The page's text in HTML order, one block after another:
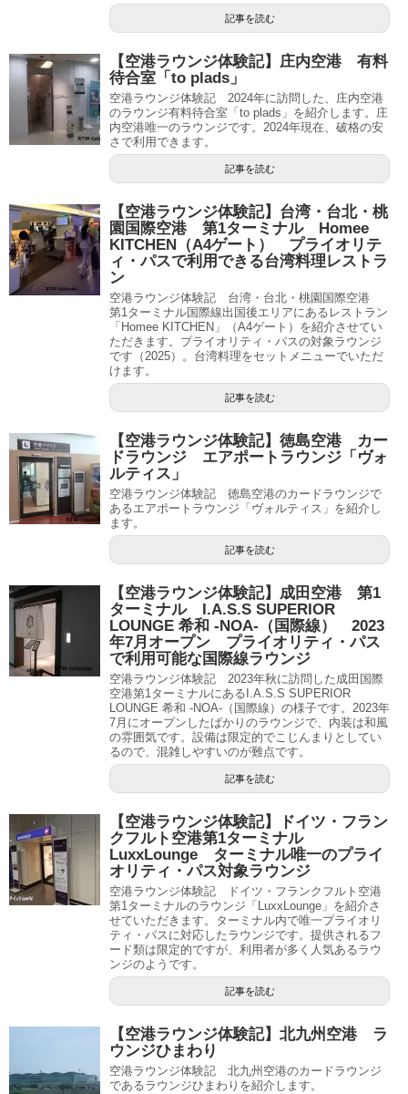
記事を読む
【空港ラウンジ体験記】庄内空港 有料
待合室「to plads」
空港ラウンジ体験記 2024年に訪問した、庄内空港
のラウンジ有料待合室「to plads」を紹介します。庄
内空港唯一のラウンジです。2024年現在、破格の安
さで利用できます。
記事を読む
【空港ラウンジ体験記】台湾・台北・桃
園国際空港 第1ターミナル Homee
KITCHEN（A4ゲート） プライオリテ
ィ・パスで利用できる台湾料理レストラ
ン
空港ラウンジ体験記 台湾・台北・桃園国際空港
第1ターミナル国際線出国後エリアにあるレストラン
「Homee KITCHEN」（A4ゲート）を紹介させてい
ただきます。プライオリティ・パスの対象ラウンジ
です（2025）。台湾料理をセットメニューでいただ
けます。
記事を読む
【空港ラウンジ体験記】徳島空港 カー
ドラウンジ エアポートラウンジ「ヴォ
ルティス」
空港ラウンジ体験記 徳島空港のカードラウンジで
あるエアポートラウンジ「ヴォルティス」を紹介し
ます。
記事を読む
【空港ラウンジ体験記】成田空港 第1
ターミナル I.A.S.S SUPERIOR
LOUNGE 希和 -NOA-（国際線） 2023
年7月オープン プライオリティ・パス
で利用可能な国際線ラウンジ
空港ラウンジ体験記 2023年秋に訪問した成田国際
空港第1ターミナルにあるI.A.S.S SUPERIOR
LOUNGE 希和 -NOA-（国際線）の様子です。2023年
7月にオープンしたばかりのラウンジで、内装は和風
の雰囲気です。設備は限定的でこじんまりとしてい
るので、混雑しやすいのが難点です。
記事を読む
【空港ラウンジ体験記】ドイツ・フラン
クフルト空港第1ターミナル
LuxxLounge ターミナル唯一のプライ
オリティ・パス対象ラウンジ
空港ラウンジ体験記 ドイツ・フランクフルト空港
第1ターミナルのラウンジ「LuxxLounge」を紹介さ
せていただきます。ターミナル内で唯一プライオリ
ティ・パスに対応したラウンジです。提供されるフ
ード類は限定的ですが、利用者が多く人気あるラウ
ンジのようです。
記事を読む
【空港ラウンジ体験記】北九州空港 ラ
ウンジひまわり
空港ラウンジ体験記 北九州空港のカードラウンジ
であるラウンジひまわりを紹介します。